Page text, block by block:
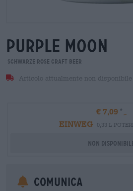
purple moon
Schwarze Rose Craft Beer
Articolo attualmente non disponibile
€ 7,09
EINWEG
0,33 L
Non
Comunica